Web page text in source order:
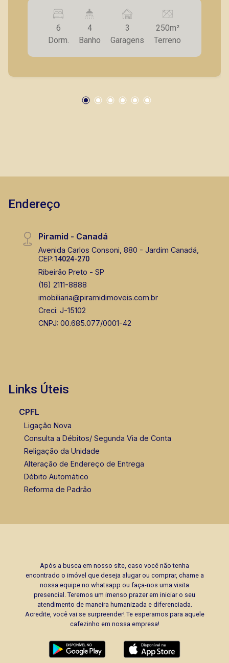
parte superior com 2 quartos, banheiro social,
sala, cozinha, sacada, área gourmet, sauna,
churrasqueira, imóvel com entradas e relógio de
medição independentes, 3 vagas de garagem.
6
Dorm.
4
Banho
3
Garagens
250m²
Terreno
Endereço
Piramid - Canadá
Avenida Carlos Consoni, 880 - Jardim Canadá,
CEP:14024-270
Ribeirão Preto - SP
(16) 2111-8888
imobiliaria@piramidimoveis.com.br
Creci: J-15102
CNPJ: 00.685.077/0001-42
Links Úteis
CPFL
Ligação Nova
Consulta a Débitos/ Segunda Via de Conta
Religação da Unidade
Alteração de Endereço de Entrega
Débito Automático
Reforma de Padrão
Após a busca em nosso site, caso você não tenha
encontrado o imóvel que deseja alugar ou comprar, chame a
nossa equipe no whatsapp ou faça-nos uma visita
presencial. Teremos um imenso prazer em iniciar o seu
atendimento de maneira humanizada e diferenciada.
Acredite, você vai se surpreender! Te esperamos para aquele
cafezinho em nossa empresa!